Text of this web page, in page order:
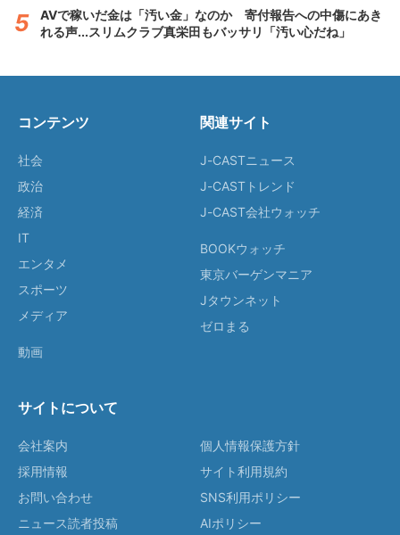
AVで稼いだ金は「汚い金」なのか 寄付報告への中傷にあき
れる声...スリムクラブ真栄田もバッサリ「汚い心だね」
コンテンツ
社会
政治
経済
IT
エンタメ
スポーツ
メディア
動画
関連サイト
J-CASTニュース
J-CASTトレンド
J-CAST会社ウォッチ
BOOKウォッチ
東京バーゲンマニア
Jタウンネット
ゼロまる
サイトについて
会社案内
採用情報
お問い合わせ
ニュース読者投稿
個人情報保護方針
サイト利用規約
SNS利用ポリシー
AIポリシー